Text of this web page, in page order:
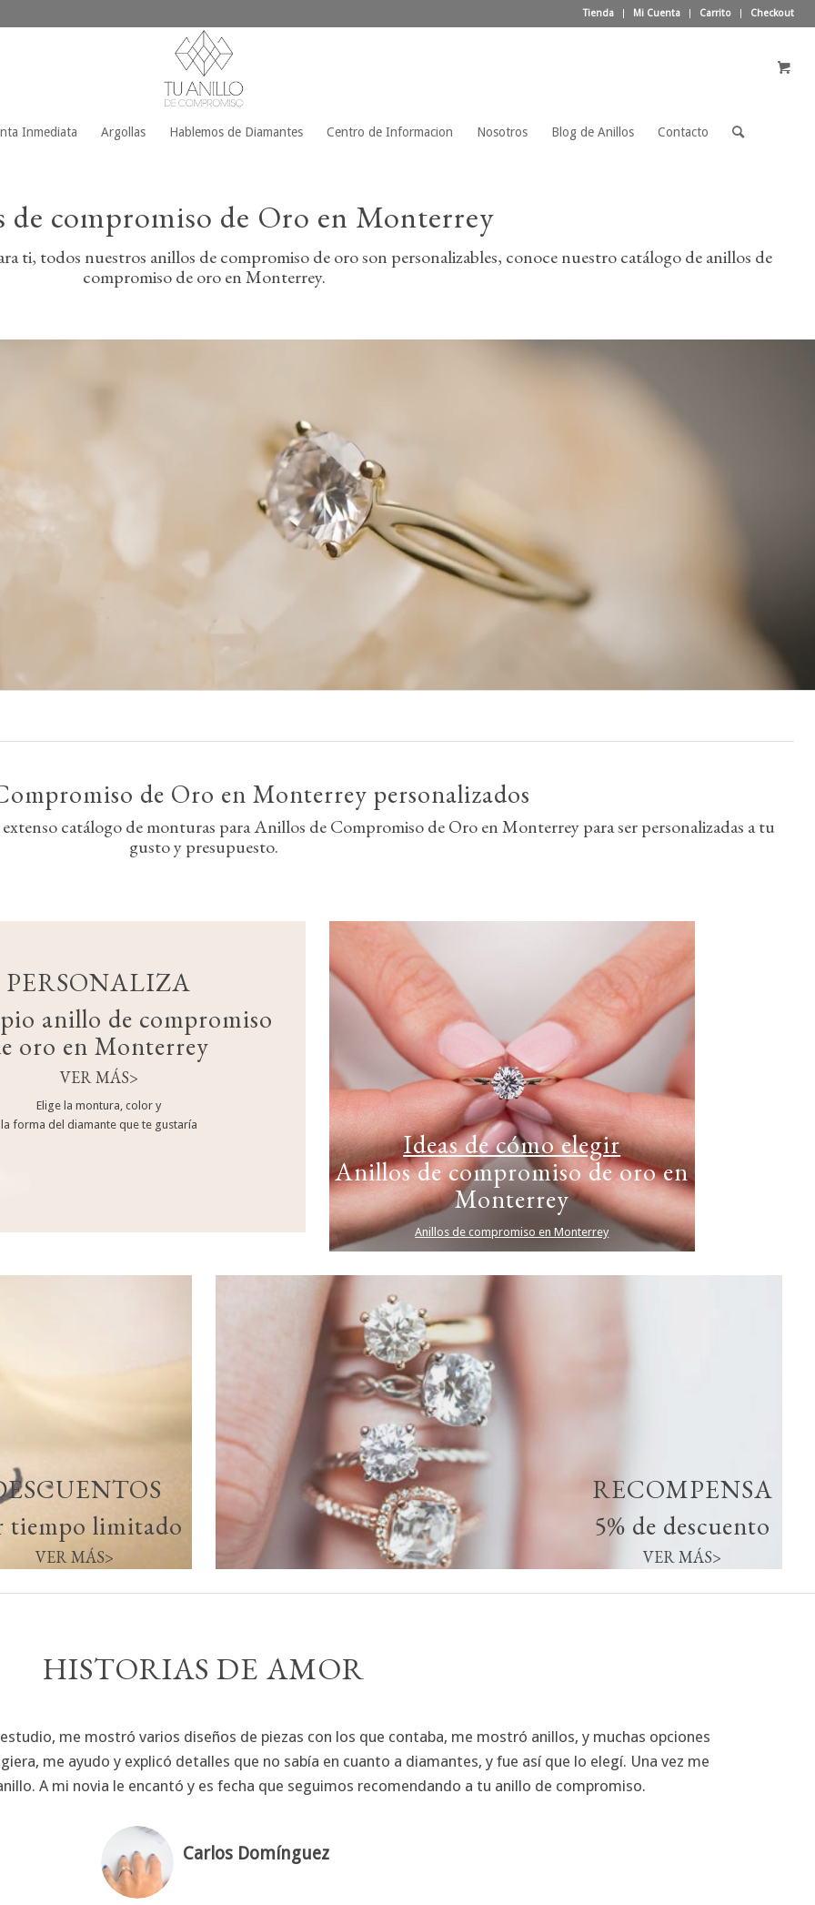
Tienda Mi Cuenta Carrito Checkout
Inmediata Argollas Hablemos de Diamantes Centro de Informacion Nosotros Blog de Anillos Contacto
de compromiso de Oro en Monterrey
ti, todos nuestros anillos de compromiso de oro son personalizables, conoce nuestro catálogo de anillos de
compromiso de oro en Monterrey.
de Oro en Monterrey personalizados
catálogo de monturas para Anillos de Compromiso de Oro en Monterrey para ser personalizadas a tu
gusto y presupuesto.
PERSONALIZA
anillo de compromiso
oro en Monterrey
VER MÁS>
Elige la montura, color y
la forma del diamante que te gustaría
Ideas de cómo elegir
Anillos de compromiso de oro en
Monterrey
Anillos de compromiso en Monterrey
tiempo limitado
VER MÁS>
RECOMPENSA
5% de descuento
VER MÁS>
HISTORIAS DE AMOR
me mostró varios diseños de piezas con los que contaba, me mostró anillos, y muchas opciones
me ayudo y explicó detalles que no sabía en cuanto a diamantes, y fue así que lo elegí. Una vez me
A mi novia le encantó y es fecha que seguimos recomendando a tu anillo de compromiso.
Carlos Domínguez